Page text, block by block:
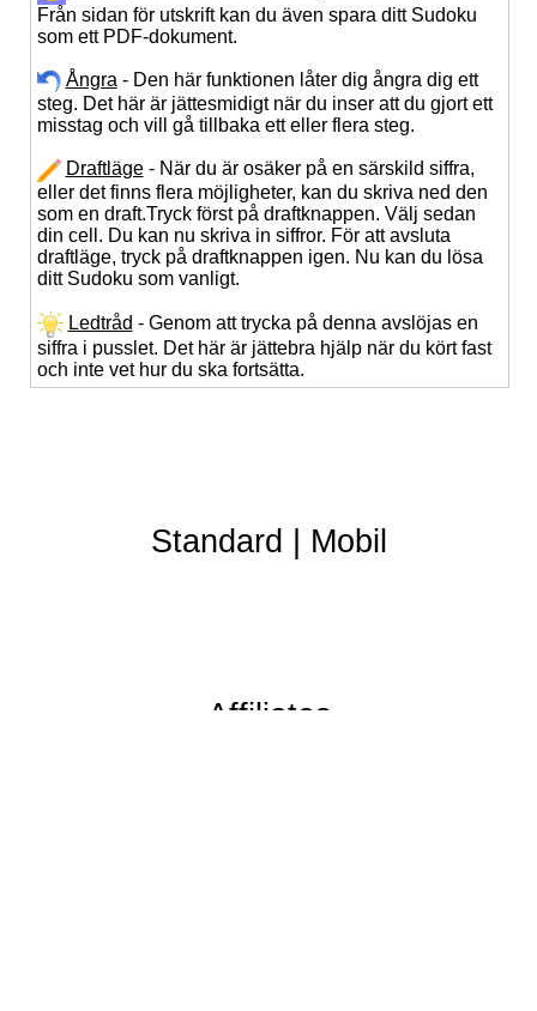
Från sidan för utskrift kan du även spara ditt Sudoku
som ett PDF-dokument.
Ångra - Den här funktionen låter dig ångra dig ett
steg. Det här är jättesmidigt när du inser att du gjort ett
misstag och vill gå tillbaka ett eller flera steg.
Draftläge- När du är osäker på en särskild siffra,
eller det finns flera möjligheter, kan du skriva ned den
som en draft.Tryck först på draftknappen. Välj sedan
din cell. Du kan nu skriva in siffror. För att avsluta
draftläge, tryck på draftknappen igen. Nu kan du lösa
ditt Sudoku som vanligt.
Ledtråd - Genom att trycka på denna avslöjas en
siffra i pusslet. Det här är jättebra hjälp när du kört fast
och inte vet hur du ska fortsätta.
Standard Mobil
Affiliates